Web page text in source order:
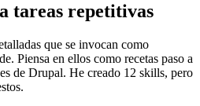
tareas repetitivas
que se invocan como
Piensa en ellos como recetas paso a
de Drupal. He creado 12 skills, pero